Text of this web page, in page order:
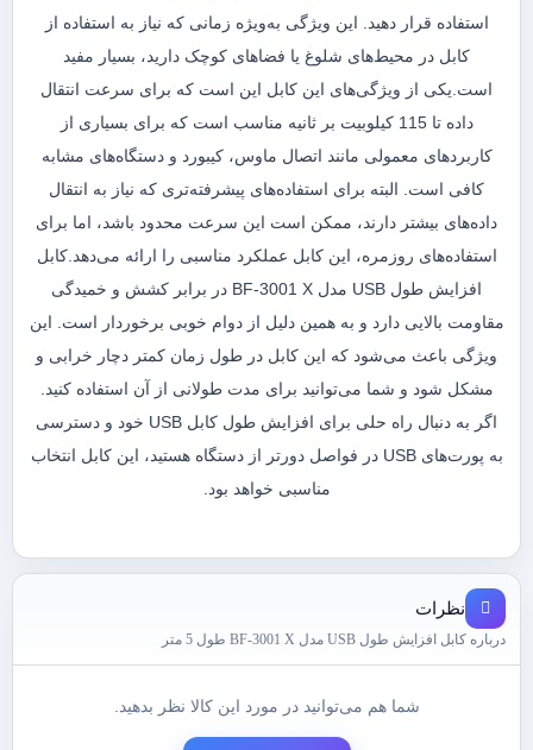
استفاده قرار دهید. این ویژگی به‌ویژه زمانی که نیاز به استفاده از
کابل در محیط‌های شلوغ یا فضاهای کوچک دارید، بسیار مفید
است.یکی از ویژگی‌های این کابل این است که برای سرعت انتقال
داده تا 115 کیلوبیت بر ثانیه مناسب است که برای بسیاری از
کاربردهای معمولی مانند اتصال ماوس، کیبورد و دستگاه‌های مشابه
کافی است. البته برای استفاده‌های پیشرفته‌تری که نیاز به انتقال
داده‌های بیشتر دارند، ممکن است این سرعت محدود باشد، اما برای
استفاده‌های روزمره، این کابل عملکرد مناسبی را ارائه می‌دهد.کابل
افزایش طول USB مدل BF-3001 X در برابر کشش و خمیدگی
مقاومت بالایی دارد و به همین دلیل از دوام خوبی برخوردار است. این
ویژگی باعث می‌شود که این کابل در طول زمان کمتر دچار خرابی و
مشکل شود و شما می‌توانید برای مدت طولانی از آن استفاده کنید.
اگر به دنبال راه حلی برای افزایش طول کابل USB خود و دسترسی
به پورت‌های USB در فواصل دورتر از دستگاه هستید، این کابل انتخاب
مناسبی خواهد بود.
نظرات
درباره کابل افزایش طول USB مدل BF-3001 X طول 5 متر
شما هم می‌توانید در مورد این کالا نظر بدهید.